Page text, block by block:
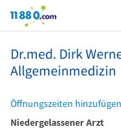
11880.com
Dr.med. Dirk
Allgemeinmedizin
Öffnungszeiten hinzufügen
Niedergelassener Arzt